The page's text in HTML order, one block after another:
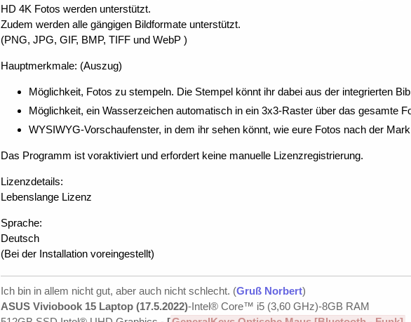
HD 4K Fotos werden unterstützt.
Zudem werden alle gängigen Bildformate unterstützt.
(PNG, JPG, GIF, BMP, TIFF und WebP )
Hauptmerkmale: (Auszug)
Möglichkeit, Fotos zu stempeln. Die Stempel könnt ihr dabei aus der integrierten
Möglichkeit, ein Wasserzeichen automatisch in ein 3x3-Raster über das gesamte
WYSIWYG-Vorschaufenster, in dem ihr sehen könnt, wie eure Fotos nach der
Das Programm ist voraktiviert und erfordert keine manuelle Lizenzregistrierung.
Lizenzdetails:
Lebenslange Lizenz
Sprache:
Deutsch
(Bei der Installation voreingestellt)
Ich bin in allem nicht gut, aber auch nicht schlecht. (Gruß Norbert)
ASUS Viviobook 15 Laptop (17.5.2022)-Intel® Core™ i5 (3,60 GHz)-8GB RAM